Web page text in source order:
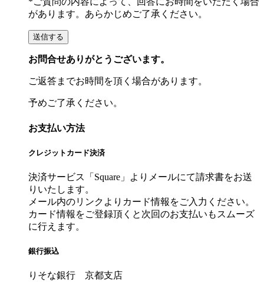
があります。あらかじめご了承ください。
お問合せありがとうございます。
ご返答までお時間を頂く場合があります。
予めご了承ください。
お支払い方法
クレジットカード決済
決済サービス「Square」よりメールにて請求書をお送
りいたします。
メール内のリンクよりカード情報をご入力ください。
カード情報をご登録頂くと次回のお支払いもスムーズ
に行えます。
銀行振込
りそな銀行 京都支店